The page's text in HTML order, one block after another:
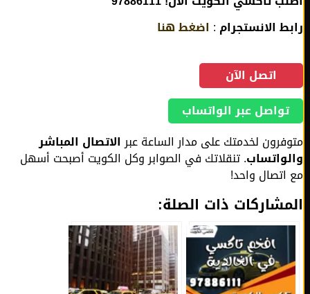
الانستجرام:اضغط هنا
اتصل الآن
تواصل عبر الواتساب
لخدمتك على مدار الساعة عبرالاتصال المباشر
. تنقلاتك في الصوابر وكل الكويت أصبحت أسهل
واحد!
ذات الصلة: